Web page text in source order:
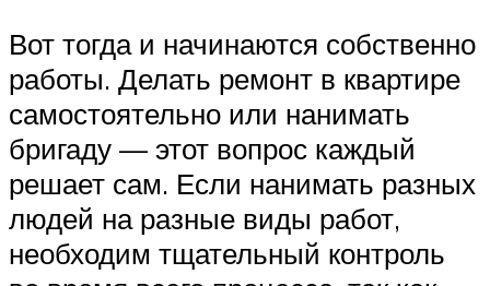
Вот тогда и начинаются собственно
работы. Делать ремонт в квартире
самостоятельно или нанимать
бригаду — этот вопрос каждый
решает сам. Если нанимать разных
людей на разные виды работ,
необходим тщательный контроль